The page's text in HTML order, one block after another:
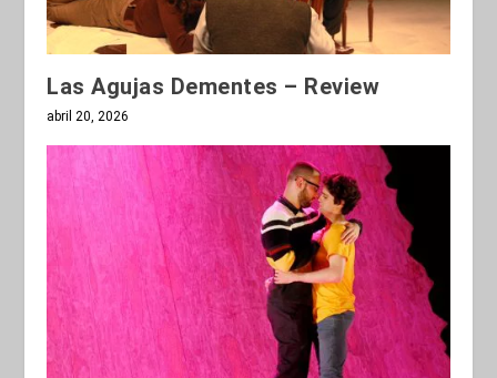
Las Agujas Dementes – Review
abril 20, 2026